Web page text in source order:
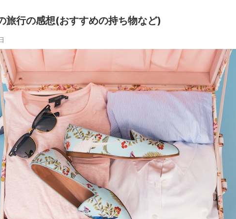
旅行の感想(おすすめの持ち物など)